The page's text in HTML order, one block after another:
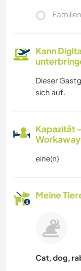
Kann
Dieser
sich auf.
Kapazität
eine(n)
Meine
Cat, dog,